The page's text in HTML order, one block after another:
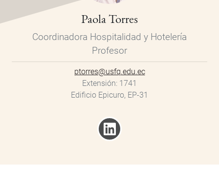
Paola Torres
Coordinadora Hospitalidad y Hotelería
Profesor
ptorres@usfq.edu.ec
Extensión 1741
Edificio Epicuro, EP-31